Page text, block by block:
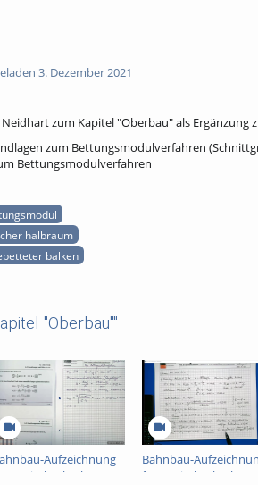
3. Dezember 2021
zum Kapitel "Oberbau" als Ergänzung
zum Bettungsmodulverfahren
Bettungsmodulverfahren
halbraum
balken
"Oberbau""
Aufzeichnung
Kapitel "Oberbau"
Bahnbau-
für Kapitel "Oberbau"